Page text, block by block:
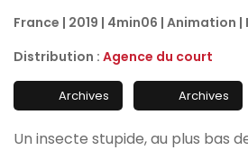
France | 2019 | 4min06 | Animation |
Distribution : Agence du court
Archives Archives
Un insecte stupide, au plus bas